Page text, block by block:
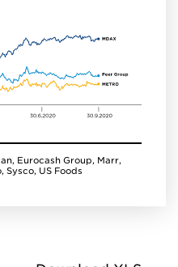
Eurocash Group, Marr,
Sysco, US Foods